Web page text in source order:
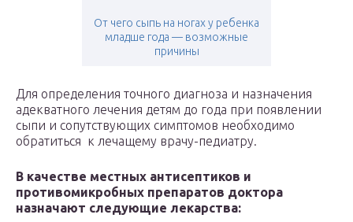
От чего сыпь на ногах у ребенка
младше года — возможные
причины
Для определения точного диагноза и назначения
адекватного лечения детям до года при появлении
сыпи и сопутствующих симптомов необходимо
обратиться к лечащему врачу-педиатру.
В качестве местных антисептиков и
противомикробных препаратов доктора
назначают следующие лекарства: